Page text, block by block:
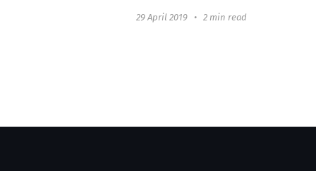
wahrscheinlich schon
29 April 2019 • 2 min read